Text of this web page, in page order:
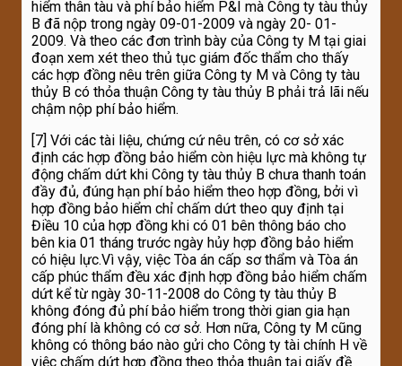
hiểm thân tàu và phí bảo hiểm P&I mà Công ty tàu thủy
B đã nộp trong ngày 09-01-2009 và ngày 20- 01-
2009. Và theo các đơn trình bày của Công ty M tại giai
đoạn xem xét theo thủ tục giám đốc thẩm cho thấy
các hợp đồng nêu trên giữa Công ty M và Công ty tàu
thủy B có thỏa thuận Công ty tàu thủy B phải trả lãi nếu
chậm nộp phí bảo hiểm.
[7] Với các tài liệu, chứng cứ nêu trên, có cơ sở xác
định các hợp đồng bảo hiểm còn hiệu lực mà không tự
động chấm dứt khi Công ty tàu thủy B chưa thanh toán
đầy đủ, đúng hạn phí bảo hiểm theo hợp đồng, bởi vì
hợp đồng bảo hiểm chỉ chấm dứt theo quy định tại
Điều 10 của hợp đồng khi có 01 bên thông báo cho
bên kia 01 tháng trước ngày hủy hợp đồng bảo hiểm
có hiệu lực.Vì vậy, việc Tòa án cấp sơ thẩm và Tòa án
cấp phúc thẩm đều xác định hợp đồng bảo hiểm chấm
dứt kể từ ngày 30-11-2008 do Công ty tàu thủy B
không đóng đủ phí bảo hiểm trong thời gian gia hạn
đóng phí là không có cơ sở. Hơn nữa, Công ty M cũng
không có thông báo nào gửi cho Công ty tài chính H về
việc chấm dứt hợp đồng theo thỏa thuận tại giấy đề